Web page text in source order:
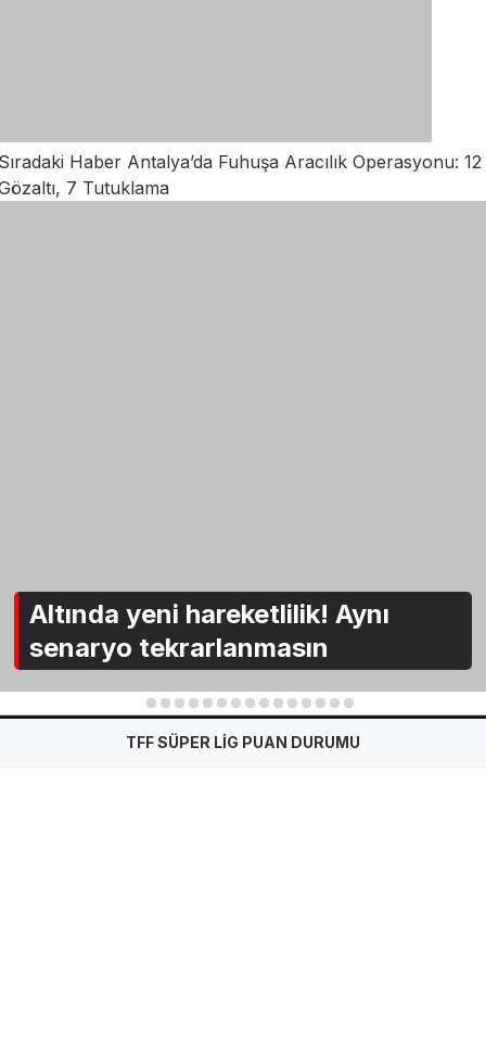
Haber Antalya’da Fuhuşa Aracılık Operasyonu: 12
7 Tutuklama
Altında yeni hareketlilik! Aynı
senaryo tekrarlanmasın
2 3 4 5 6 7 8 9 10 11 12 13 14 15
TFF SÜPER LİG PUAN DURUMU